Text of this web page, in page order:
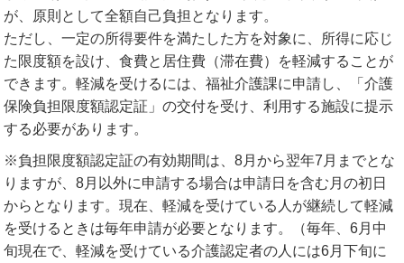
が、原則として全額自己負担となります。
ただし、一定の所得要件を満たした方を対象に、所得に応じ
た限度額を設け、食費と居住費（滞在費）を軽減することが
できます。軽減を受けるには、福祉介護課に申請し、「介護
保険負担限度額認定証」の交付を受け、利用する施設に提示
する必要があります。
※負担限度額認定証の有効期間は、8月から翌年7月までとな
りますが、8月以外に申請する場合は申請日を含む月の初日
からとなります。現在、軽減を受けている人が継続して軽減
を受けるときは毎年申請が必要となります。（毎年、6月中
旬現在で、軽減を受けている介護認定者の人には6月下旬に